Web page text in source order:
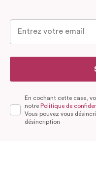
En cochant cette case,
notre Politique de
Vous pouvez vous
désincription